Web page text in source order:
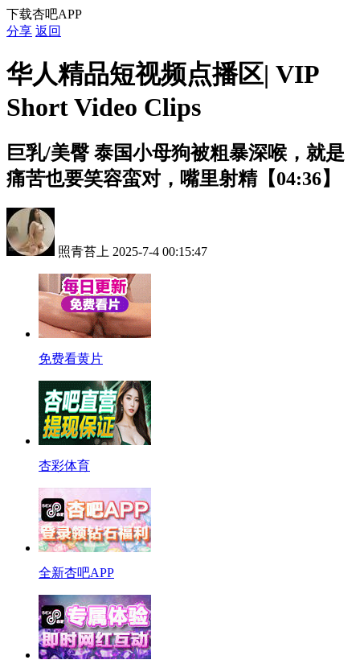
下载杏吧APP
分享 返回
华人精品短视频点播区| VIP
Short Video Clips
巨乳/美臀 泰国小母狗被粗暴深喉，就是
痛苦也要笑容蛮对，嘴里射精【04:36】
照青苔上 2025-7-4 00:15:47
免费看黄片
杏彩体育
全新杏吧APP